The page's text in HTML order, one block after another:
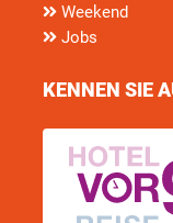
Weekend
Jobs
KENNEN SIE